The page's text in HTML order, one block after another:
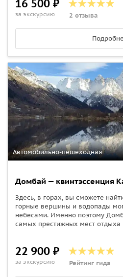
16 500 ₽
за экскурсию 2 отзыва
Автомобильно-пешеходная
Домбай — квинтэссенция
Здесь, в горах, вы сможете
горные вершины и водопады
небесами. Именно поэтому
самых престижных мест отдыха
22 900 ₽
за экскурсию Рейтинг гида